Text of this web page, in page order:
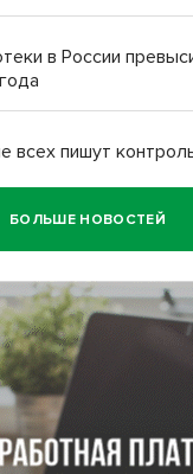
в России
всех пишут
БОЛЬШЕ НОВОСТЕЙ